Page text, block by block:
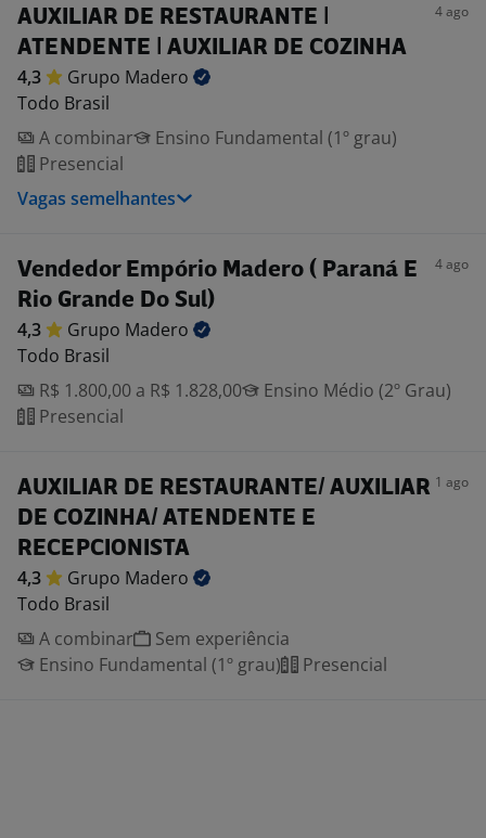
AUXILIAR DE RESTAURANTE |
ATENDENTE | AUXILIAR DE COZINHA
4 ago
4,3 Grupo Madero
Todo Brasil
A combinar
Ensino Fundamental (1º grau)
Presencial
Vagas semelhantes
Vendedor Empório Madero ( Paraná E
Rio Grande Do Sul)
4 ago
4,3 Grupo Madero
Todo Brasil
R$ 1.800,00 a R$ 1.828,00
Ensino Médio (2º Grau)
Presencial
AUXILIAR DE RESTAURANTE/ AUXILIAR
DE COZINHA/ ATENDENTE E
RECEPCIONISTA
1 ago
4,3 Grupo Madero
Todo Brasil
A combinar
Sem experiência
Ensino Fundamental (1º grau)
Presencial